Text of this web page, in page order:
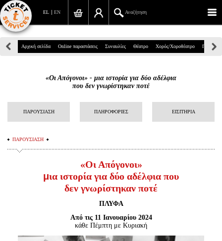
EN
EL Αναζήτηση
Πανεπιστημίου 39, Αθήνα
info@ticketservices.gr
Αναζήτηση
Σύνδεση/Εγγραφή
Αναζήτηση παραγγελίας
Προσωπικά Δεδομένα
Είσοδος διαχειριστή
Αρχική σελίδα Online παραστάσεις Συναυλίες Θέατρο Χορός/Χοροθέατρο Παιδικά
«Οι Απόγονοι» - μια ιστορία για δύο αδέλφια
που δεν γνωρίστηκαν ποτέ
ΠΑΡΟΥΣΙΑΣΗ ΠΛΗΡΟΦΟΡΙΕΣ ΕΙΣΙΤΗΡΙΑ
ΠΑΡΟΥΣΙΑΣΗ
«Οι Απόγονοι»
μια ιστορία για δύο αδέλφια που
δεν γνωρίστηκαν ποτέ
ΠΛΥΦΑ
Από τις 11 Ιανουαρίου 2024
κάθε Πέμπτη με Κυριακή